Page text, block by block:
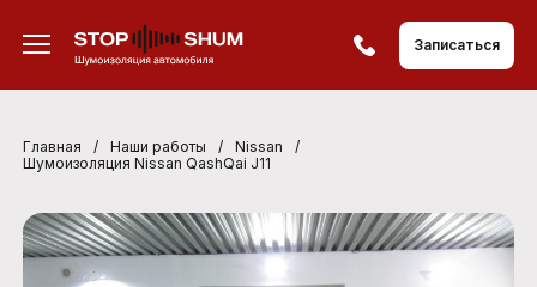
Записаться
Главная / Наши работы / Nissan
/
Шумоизоляция Nissan QashQai J11